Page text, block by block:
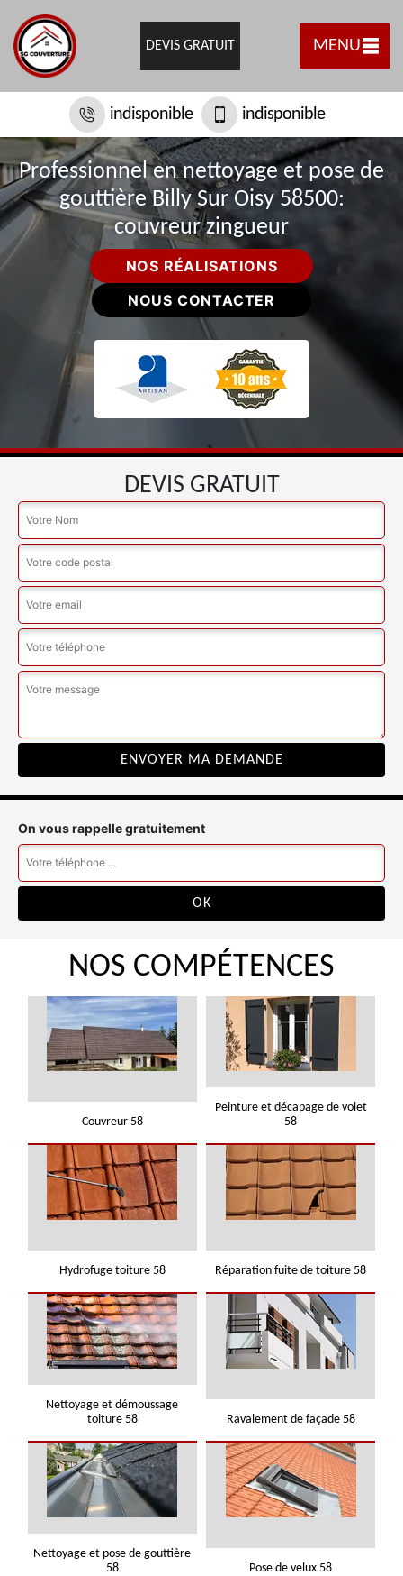
DEVIS GRATUIT MENU
indisponible indisponible
Professionnel en nettoyage et pose de
gouttière Billy Sur Oisy 58500:
couvreur zingueur
NOS RÉALISATIONS
NOUS CONTACTER
DEVIS GRATUIT
On vous rappelle gratuitement
NOS COMPÉTENCES
Couvreur 58
Peinture et décapage de volet
58
Hydrofuge toiture 58 Réparation fuite de toiture 58
Nettoyage et démoussage
toiture 58
Ravalement de façade 58
Nettoyage et pose de gouttière
58
Pose de velux 58